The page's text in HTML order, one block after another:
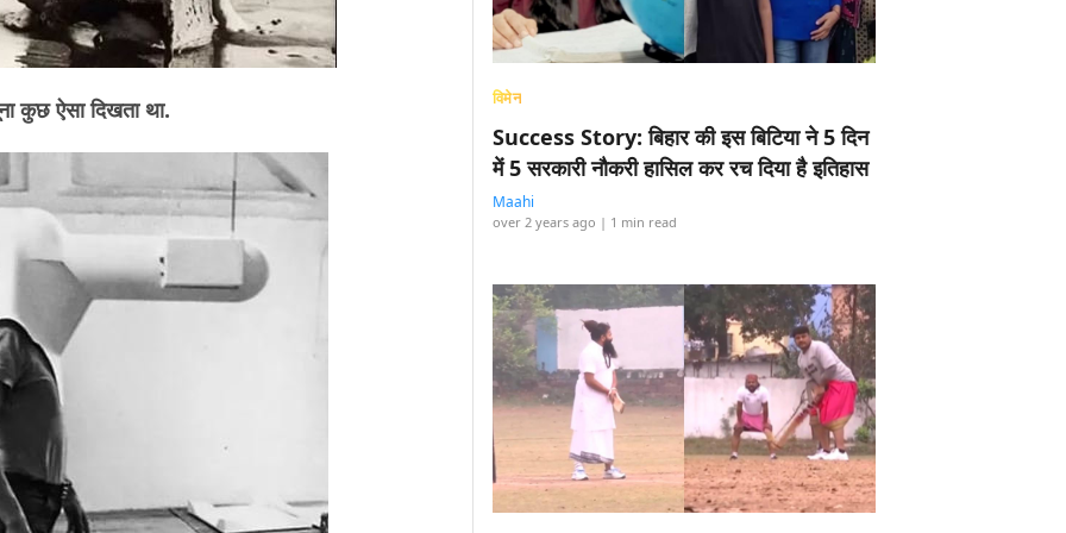
ऐसा दिखता था. विमेन
Success Story: बिहार की इस बिटिया ने 5 दिन
में 5 सरकारी नौकरी हासिल कर रच दिया है इतिहास
Maahi
over 2 years ago | 1 min read